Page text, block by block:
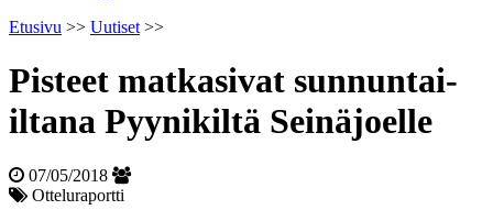
Etusivu >> Uutiset >>
Pisteet matkasivat sunnuntai-
iltana Pyynikiltä Seinäjoelle
07/05/2018
Otteluraportti